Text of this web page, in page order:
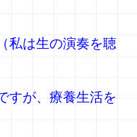
私は生の演奏を聴
すが、療養生活を